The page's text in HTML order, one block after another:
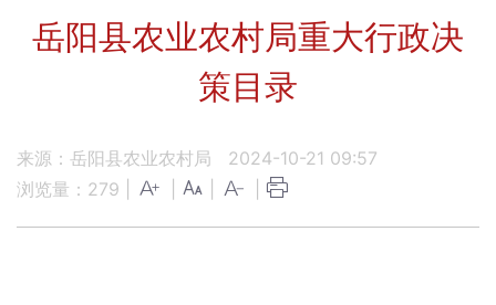
岳阳县农业农村局重大行政决
策目录
来源：岳阳县农业农村局
2024-10-21 09:57
浏览量： 279